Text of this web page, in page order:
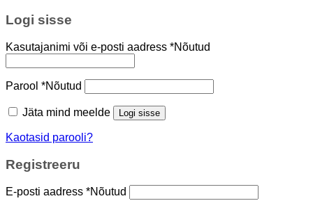
Logi sisse
Kasutajanimi või e-posti aadress *Nõutud
Parool *Nõutud
Jäta mind meelde Logi sisse
Kaotasid parooli?
Registreeru
E-posti aadress *Nõutud